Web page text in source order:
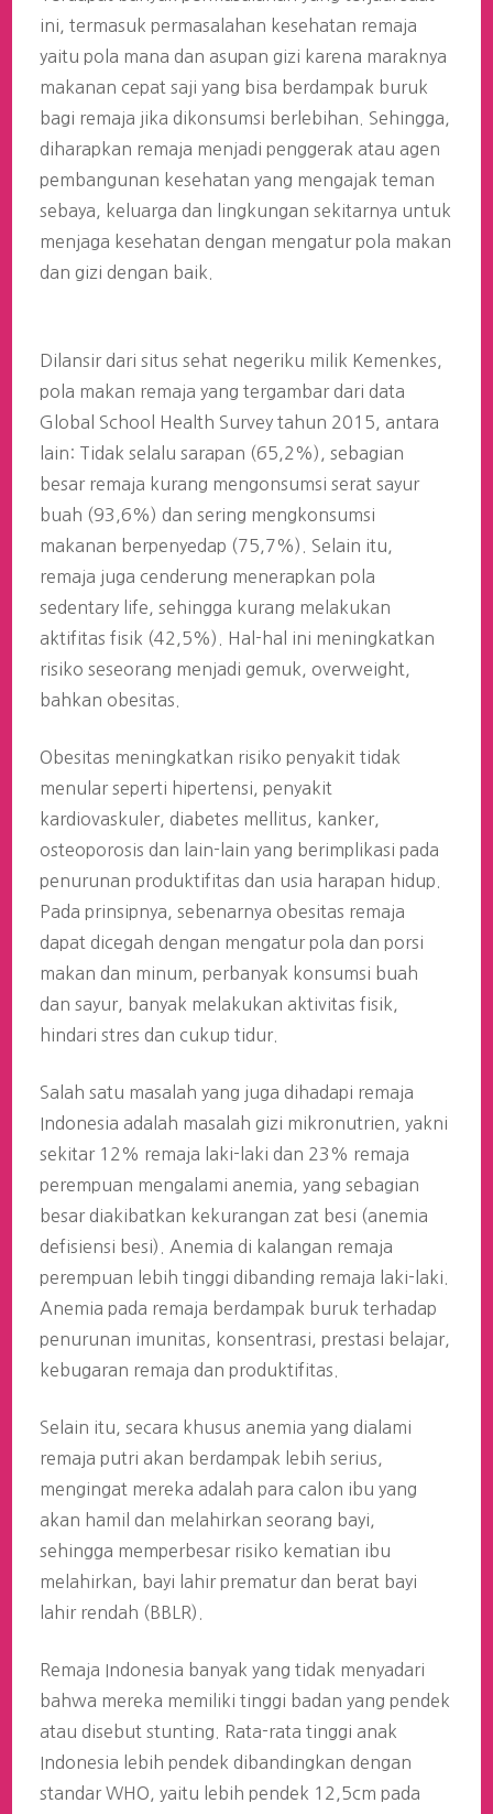
ini, termasuk permasalahan kesehatan remaja
yaitu pola mana dan asupan gizi karena maraknya
makanan cepat saji yang bisa berdampak buruk
bagi remaja jika dikonsumsi berlebihan. Sehingga,
diharapkan remaja menjadi penggerak atau agen
pembangunan kesehatan yang mengajak teman
sebaya, keluarga dan lingkungan sekitarnya untuk
menjaga kesehatan dengan mengatur pola makan
dan gizi dengan baik.
Dilansir dari situs sehat negeriku milik Kemenkes,
pola makan remaja yang tergambar dari data
Global School Health Survey tahun 2015, antara
lain: Tidak selalu sarapan (65,2%), sebagian
besar remaja kurang mengonsumsi serat sayur
buah (93,6%) dan sering mengkonsumsi
makanan berpenyedap (75,7%). Selain itu,
remaja juga cenderung menerapkan pola
sedentary life, sehingga kurang melakukan
aktifitas fisik (42,5%). Hal-hal ini meningkatkan
risiko seseorang menjadi gemuk, overweight,
bahkan obesitas.
Obesitas meningkatkan risiko penyakit tidak
menular seperti hipertensi, penyakit
kardiovaskuler, diabetes mellitus, kanker,
osteoporosis dan lain-lain yang berimplikasi pada
penurunan produktifitas dan usia harapan hidup.
Pada prinsipnya, sebenarnya obesitas remaja
dapat dicegah dengan mengatur pola dan porsi
makan dan minum, perbanyak konsumsi buah
dan sayur, banyak melakukan aktivitas fisik,
hindari stres dan cukup tidur.
Salah satu masalah yang juga dihadapi remaja
Indonesia adalah masalah gizi mikronutrien, yakni
sekitar 12% remaja laki-laki dan 23% remaja
perempuan mengalami anemia, yang sebagian
besar diakibatkan kekurangan zat besi (anemia
defisiensi besi). Anemia di kalangan remaja
perempuan lebih tinggi dibanding remaja laki-laki.
Anemia pada remaja berdampak buruk terhadap
penurunan imunitas, konsentrasi, prestasi belajar,
kebugaran remaja dan produktifitas.
Selain itu, secara khusus anemia yang dialami
remaja putri akan berdampak lebih serius,
mengingat mereka adalah para calon ibu yang
akan hamil dan melahirkan seorang bayi,
sehingga memperbesar risiko kematian ibu
melahirkan, bayi lahir prematur dan berat bayi
lahir rendah (BBLR).
Remaja Indonesia banyak yang tidak menyadari
bahwa mereka memiliki tinggi badan yang pendek
atau disebut stunting. Rata-rata tinggi anak
Indonesia lebih pendek dibandingkan dengan
standar WHO, yaitu lebih pendek 12,5cm pada